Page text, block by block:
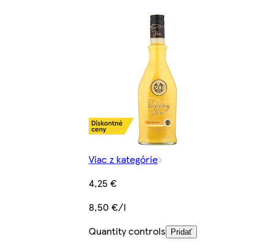
Viac z kategórie
4,25 €
8,50 €/l
Quantity controls
Pridať